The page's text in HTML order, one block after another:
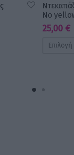
No
25,00 €
Επιλογή